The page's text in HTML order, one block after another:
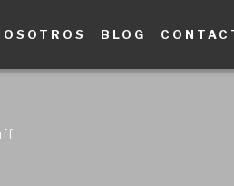
BLOG